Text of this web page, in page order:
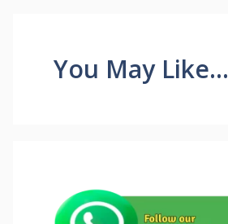
You May Like...